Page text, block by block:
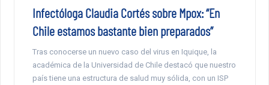
Infectóloga Claudia Cortés sobre Mpox: “En
Chile estamos bastante bien preparados”
Tras conocerse un nuevo caso del virus en Iquique, la
académica de la Universidad de Chile destacó que nuestro
país tiene una estructura de salud muy sólida, con un ISP